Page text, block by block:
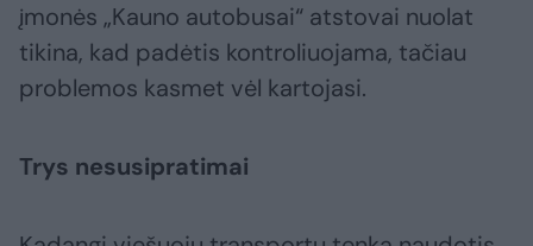
įmonės „Kauno autobusai“ atstovai nuolat
tikina, kad padėtis kontroliuojama, tačiau
problemos kasmet vėl kartojasi.
Trys nesusipratimai